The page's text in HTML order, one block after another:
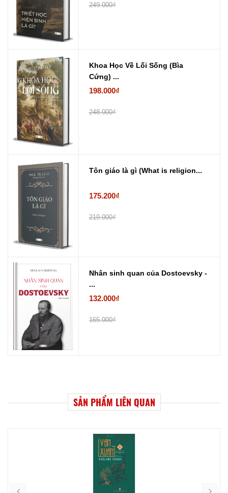
249.000₫
Khoa Học Về Lối Sống (Bìa
Cứng) ...
198.000₫
248.000₫
Tôn giáo là gì (What is religion...
175.200₫
219.000₫
Nhân sinh quan của Dostoevsky -
...
132.000₫
165.000₫
SẢN PHẨM LIÊN QUAN